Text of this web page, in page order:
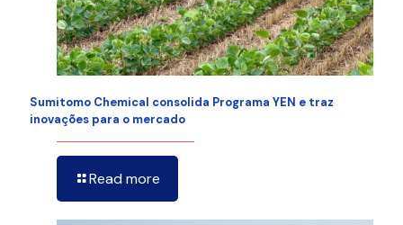
Sumitomo Chemical consolida Programa YEN e traz
inovações para o mercado
Read more